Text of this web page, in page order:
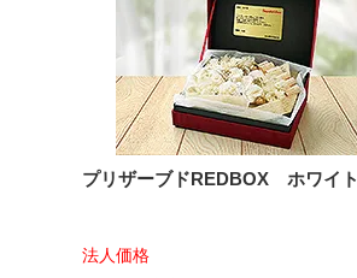
プリザーブドREDBOX ホワイト
法人価格